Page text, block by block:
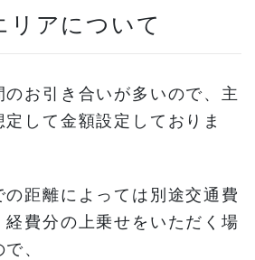
リアについて
のお引き合いが多いので、主
して金額設定しておりま
の距離によっては別途交通費
経費分の上乗せをいただく場
、